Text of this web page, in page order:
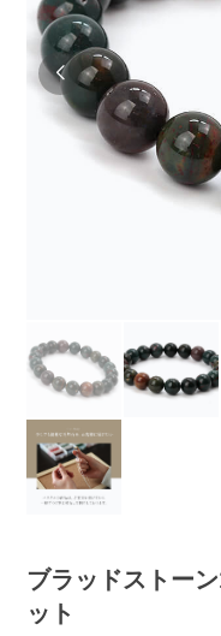
ブラッドストー
ット